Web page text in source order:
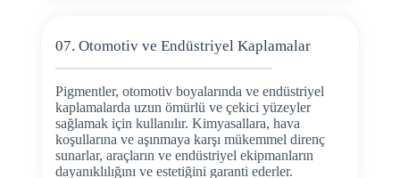
07. Otomotiv ve Endüstriyel Kaplamalar
Pigmentler, otomotiv boyalarında ve endüstriyel
kaplamalarda uzun ömürlü ve çekici yüzeyler
sağlamak için kullanılır. Kimyasallara, hava
koşullarına ve aşınmaya karşı mükemmel direnç
sunarlar, araçların ve endüstriyel ekipmanların
dayanıklılığını ve estetiğini garanti ederler.